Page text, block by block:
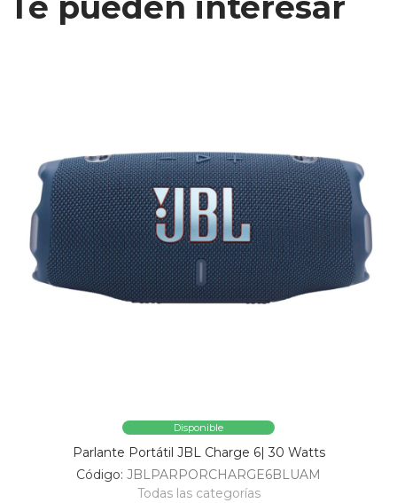
Disponible
Parlante Portátil JBL Charge 6| 30 Watts
Código: JBLPARPORCHARGE6BLUAM
Todas las categorías